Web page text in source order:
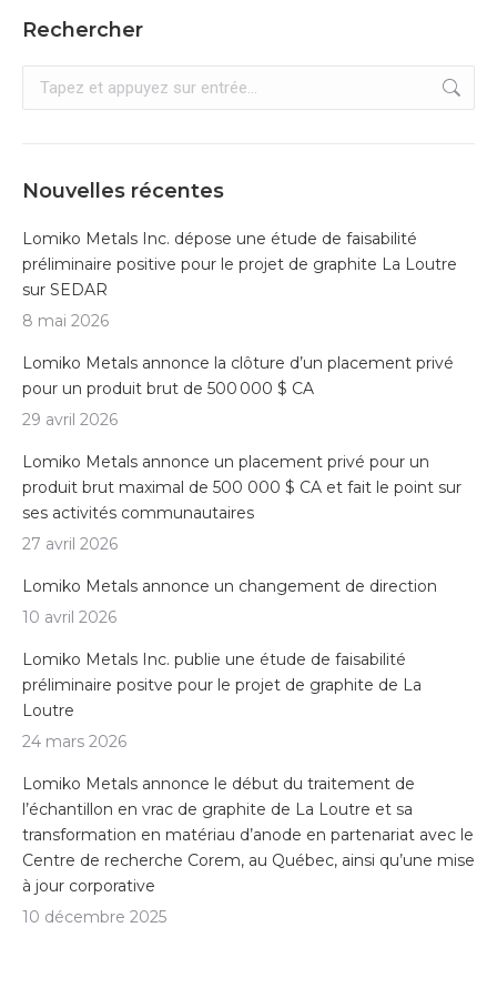
Rechercher
Recherche
Nouvelles récentes
Lomiko Metals Inc. dépose une étude de faisabilité
préliminaire positive pour le projet de graphite La Loutre
sur SEDAR
8 mai 2026
Lomiko Metals annonce la clôture d’un placement privé
pour un produit brut de 500 000 $ CA
29 avril 2026
Lomiko Metals annonce un placement privé pour un
produit brut maximal de 500 000 $ CA et fait le point sur
ses activités communautaires
27 avril 2026
Lomiko Metals annonce un changement de direction
10 avril 2026
Lomiko Metals Inc. publie une étude de faisabilité
préliminaire positve pour le projet de graphite de La
Loutre
24 mars 2026
Lomiko Metals annonce le début du traitement de
l’échantillon en vrac de graphite de La Loutre et sa
transformation en matériau d’anode en partenariat avec le
Centre de recherche Corem, au Québec, ainsi qu’une mise
à jour corporative
10 décembre 2025